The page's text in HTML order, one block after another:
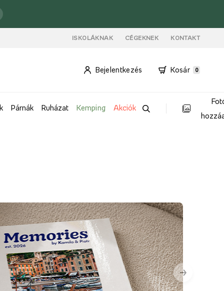
ISKOLÁKNAK CÉGEKNEK KONTAKT
Bejelentkezés Kosár 0
Párnák Ruházat Kemping Akciók
→